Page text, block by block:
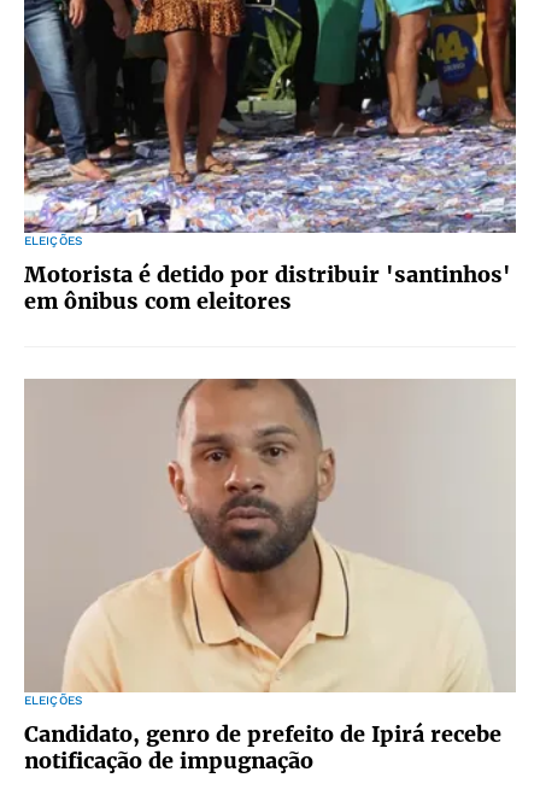
ELEIÇÕES
Motorista é detido por distribuir 'santinhos'
em ônibus com eleitores
ELEIÇÕES
Candidato, genro de prefeito de Ipirá recebe
notificação de impugnação